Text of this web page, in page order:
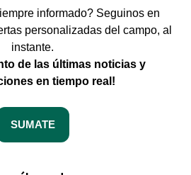
informado? Seguinos en
personalizadas del campo, al
instante.
de las últimas noticias y
en tiempo real!
SUMATE